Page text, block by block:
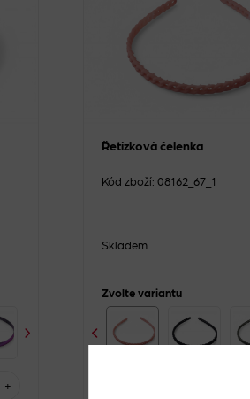
+
Řetízková čelenka
Kód zboží: 08162_67_1
Skladem
Zvolte variantu